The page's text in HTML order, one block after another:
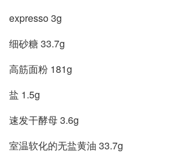
expresso 3g
细砂糖 33.7g
高筋面粉 181g
盐 1.5g
速发干酵母 3.6g
室温软化的无盐黄油 33.7g